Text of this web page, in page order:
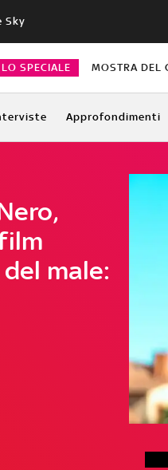
Sky
SPECIALE MOSTRA DEL
Approfondimenti
male: